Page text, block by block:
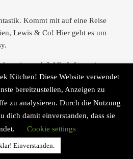
Kommt mit auf eine Reise
Lewis & Co! Hier geht es um
Alle Informationen
by Lisa Carina Immel
von
WP Royal
Kitchen! Diese Website verwendet
bereitzustellen, Anzeigen zu
zu analysieren. Durch die Nutzung
dich damit einverstanden, dass sie
Cookie settings
Einverstanden.